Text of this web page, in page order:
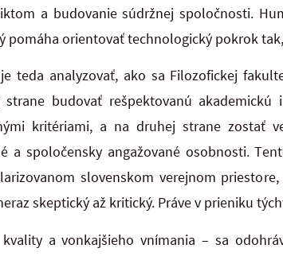
a budovanie súdržnej spoločnosti.
pomáha orientovať technologický pokrok
teda analyzovať, ako sa Filozofickej
budovať rešpektovanú
kritériami, a na druhej strane zostať
a spoločensky angažované osobnosti.
slovenskom verejnom
skeptický až kritický. Práve v prieniku
a vonkajšieho vnímania – sa